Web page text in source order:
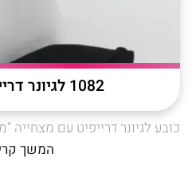
1082 לגיונר דרייפיט מתקפל
כובע לגיונר דרייפיט עם מצחייה
המשך